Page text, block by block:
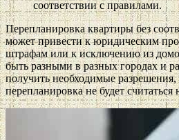
соответствии с правилами.
Перепланировка квартиры без
может привести к юридическим
штрафам или к исключению из
быть разными в разных городах и
получить необходимые разрешения,
перепланировка не будет считаться